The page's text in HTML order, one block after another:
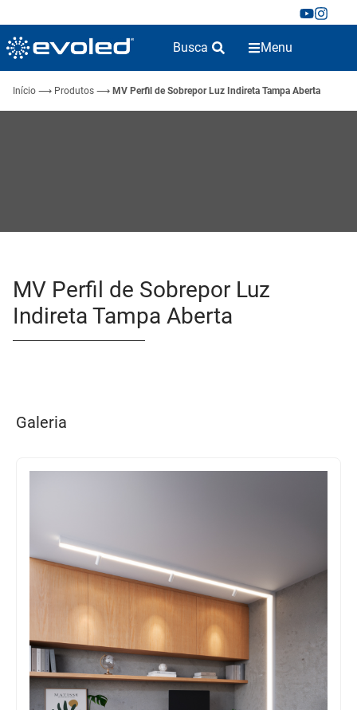
Menu
Busca
Início ⟶ Produtos ⟶ MV Perfil de Sobrepor Luz Indireta Tampa Aberta
MV Perfil de Sobrepor Luz
Indireta Tampa Aberta
Galeria